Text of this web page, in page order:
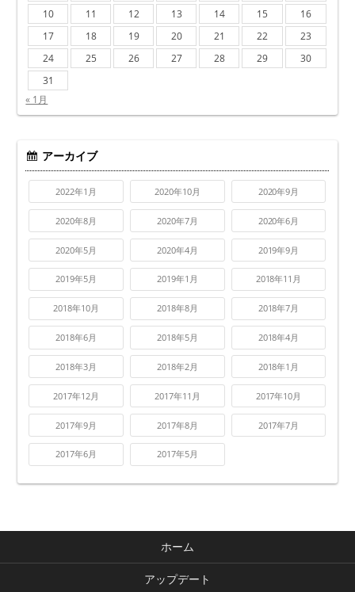
10
11 12 13 14 15
16
17
18 19 20 21 22
23
24
25 26 27 28 29
30
31
« 1月
アーカイブ
2022年1月 2020年10月 2020年9月
2020年8月 2020年7月 2020年6月
2020年5月 2020年4月 2019年9月
2019年5月 2019年1月 2018年11月
2018年10月 2018年8月 2018年7月
2018年6月 2018年5月 2018年4月
2018年3月 2018年2月 2018年1月
2017年12月 2017年11月 2017年10月
2017年9月 2017年8月 2017年7月
2017年6月 2017年5月
ホーム
アップデート